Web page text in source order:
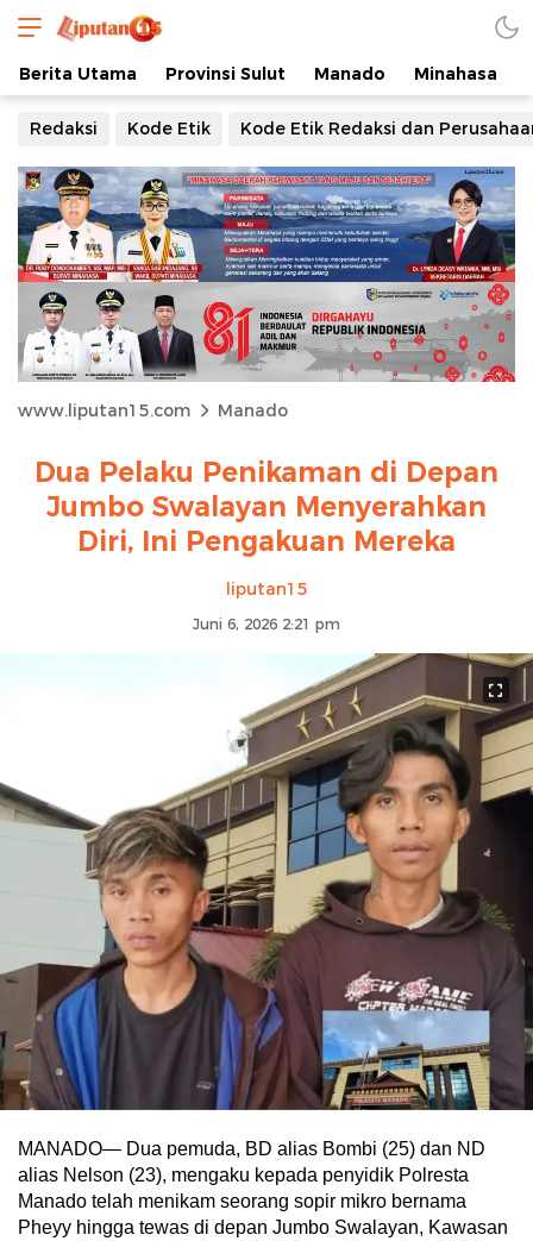
Berita Utama Provinsi Sulut Manado Minahasa
Redaksi Kode Etik Kode Etik Redaksi dan
www.liputan15.com Manado
Dua Pelaku Penikaman di Depan
Jumbo Swalayan Menyerahkan
Diri, Ini Pengakuan Mereka
liputan15
Juni 6, 2026 2:21 pm
MANADO— Dua pemuda, BD alias Bombi (25) dan ND
alias Nelson (23), mengaku kepada penyidik Polresta
Manado telah menikam seorang sopir mikro bernama
Pheyy hingga tewas di depan Jumbo Swalayan, Kawasan